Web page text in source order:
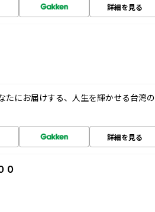
詳細を見る
たにお届けする、人生を輝かせる台湾の
詳細を見る
０